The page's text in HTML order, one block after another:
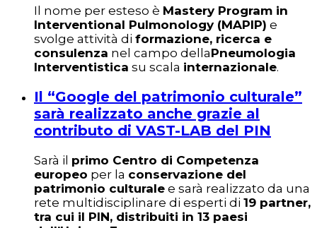
Il nome per esteso è Mastery Program in
Interventional Pulmonology (MAPIP) e
svolge attività di formazione, ricerca e
consulenza nel campo dellaPneumologia
Interventistica su scala internazionale.
Il “Google del patrimonio culturale”
sarà realizzato anche grazie al
contributo di VAST-LAB del PIN
Sarà il primo Centro di Competenza
europeo per la conservazione del
patrimonio culturale e sarà realizzato da una
rete multidisciplinare di esperti di 19 partner,
tra cui il PIN, distribuiti in 13 paesi